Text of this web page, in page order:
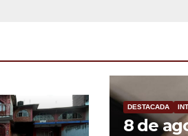
DESTACADA
8 de